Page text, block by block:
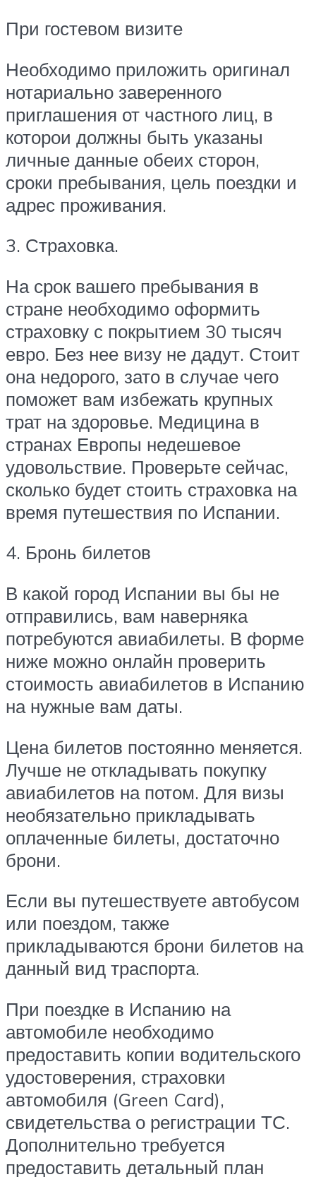
При гостевом визите
Необходимо приложить оригинал
нотариально заверенного
приглашения от частного лиц, в
которои должны быть указаны
личные данные обеих сторон,
сроки пребывания, цель поездки и
адрес проживания.
3. Страховка.
На срок вашего пребывания в
стране необходимо оформить
страховку с покрытием 30 тысяч
евро. Без нее визу не дадут. Стоит
она недорого, зато в случае чего
поможет вам избежать крупных
трат на здоровье. Медицина в
странах Европы недешевое
удовольствие. Проверьте сейчас,
сколько будет стоить страховка на
время путешествия по Испании.
4. Бронь билетов
В какой город Испании вы бы не
отправились, вам наверняка
потребуются авиабилеты. В форме
ниже можно онлайн проверить
стоимость авиабилетов в Испанию
на нужные вам даты.
Цена билетов постоянно меняется.
Лучше не откладывать покупку
авиабилетов на потом. Для визы
необязательно прикладывать
оплаченные билеты, достаточно
брони.
Если вы путешествуете автобусом
или поездом, также
прикладываются брони билетов на
данный вид траспорта.
При поездке в Испанию на
автомобиле необходимо
предоставить копии водительского
удостоверения, страховки
автомобиля (Green Card),
свидетельства о регистрации ТС.
Дополнительно требуется
предоставить детальный план